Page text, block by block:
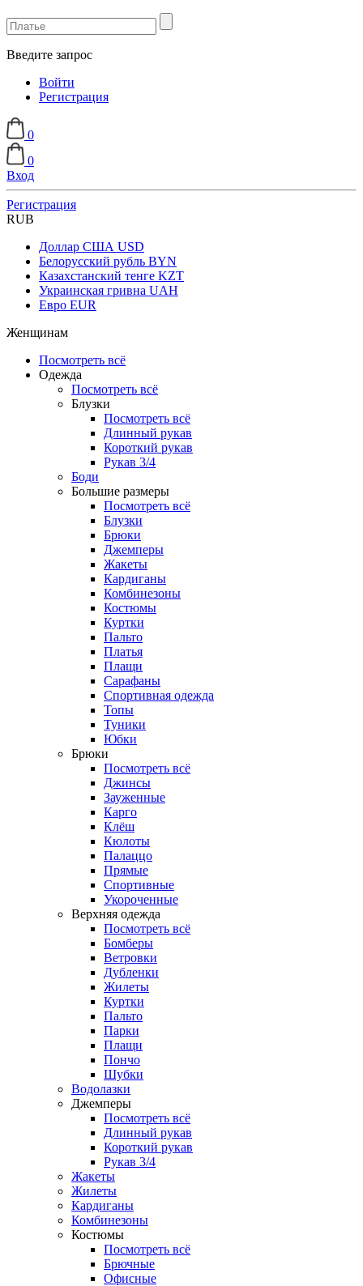
Введите запрос
Войти
Регистрация
0
0
Вход
Регистрация
RUB
Доллар США USD
Белорусский рубль BYN
Казахстанский тенге KZT
Украинская гривна UAH
Евро EUR
Женщинам
Посмотреть всё
Одежда
Посмотреть всё
Блузки
Посмотреть всё
Длинный рукав
Короткий рукав
Рукав 3/4
Боди
Большие размеры
Посмотреть всё
Блузки
Брюки
Джемперы
Жакеты
Кардиганы
Комбинезоны
Костюмы
Куртки
Пальто
Платья
Плащи
Сарафаны
Спортивная одежда
Топы
Туники
Юбки
Брюки
Посмотреть всё
Джинсы
Зауженные
Карго
Клёш
Кюлоты
Палаццо
Прямые
Спортивные
Укороченные
Верхняя одежда
Посмотреть всё
Бомберы
Ветровки
Дубленки
Жилеты
Куртки
Пальто
Парки
Плащи
Пончо
Шубки
Водолазки
Джемперы
Посмотреть всё
Длинный рукав
Короткий рукав
Рукав 3/4
Жакеты
Жилеты
Кардиганы
Комбинезоны
Костюмы
Посмотреть всё
Брючные
Офисные